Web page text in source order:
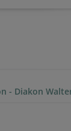
- Diakon